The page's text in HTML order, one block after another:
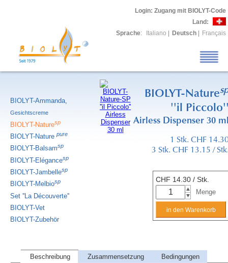
Login: Zugang mit BIOLYT-Code
Land:
Sprache: Italiano Deutsch Français
BIOLYT-Ammanda,
Gesichtscreme
BIOLYT-Naturesp
BIOLYT-Naturepure
BIOLYT-Balsamsp
BIOLYT-Elégancesp
BIOLYT-Jambellesp
BIOLYT-Melbiosp
Set ''La Découverte''
BIOLYT-Vet
BIOLYT-Zubehör
BIOLYT-Nature
''il
Airless Dispenser 30
1 Stk. CHF
3 Stk. CHF 13.15 /
CHF 14.30 / Stk.
Menge
Beschreibung Zusammensetzung Bedingungen